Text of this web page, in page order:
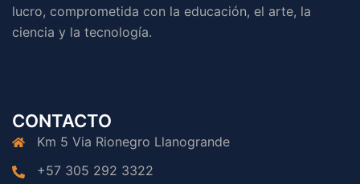
lucro, comprometida con la educación, el arte, la
ciencia y la tecnología.
CONTACTO
Km 5 Via Rionegro Llanogrande
+57 305 292 3322